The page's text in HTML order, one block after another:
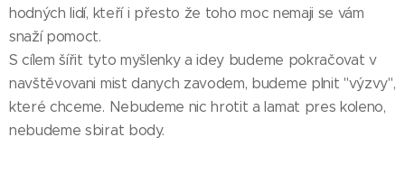
hodných lidí, kteří i přesto že toho moc nemaji se vám
snaží pomoct.
S cílem šířit tyto myšlenky a idey budeme pokračovat v
navštěvovani mist danych zavodem, budeme plnit "výzvy",
které chceme. Nebudeme nic hrotit a lamat pres koleno,
nebudeme sbirat body.